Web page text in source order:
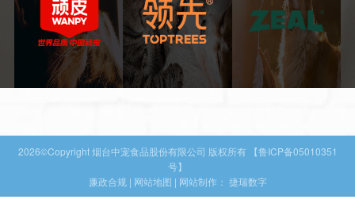
以人类食品级标准
制作宠物食品
专注宠物品质生活
深爱且怀敬畏之心
致力打造革新性宠
物粮
致力于为爱宠提供
一系列
新西兰原产原装进
口宠物食品
2026©Copyright烟台中宠食品股份有限公司 版权所有 【鲁ICP备05010351
号】
廉政合规| 网站地图 | 网站制作： 捷瑞数字